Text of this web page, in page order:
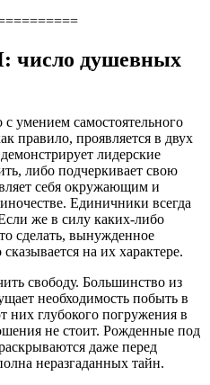
душевных
умением самостоятельного
правило, проявляется в двух
лидерские
либо подчеркивает свою
себя окружающим и
Единичники всегда
же в силу каких-либо
сделать, вынужденное
на их характере.
свободу. Большинство из
необходимость побыть в
них глубокого погружения в
не стоит. Рожденные под
даже перед
неразгаданных тайн.